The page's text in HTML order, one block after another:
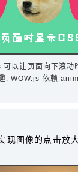
以让页面向下滚动
. WOW.js 依赖
种的动画效果，能
现图像的点击放